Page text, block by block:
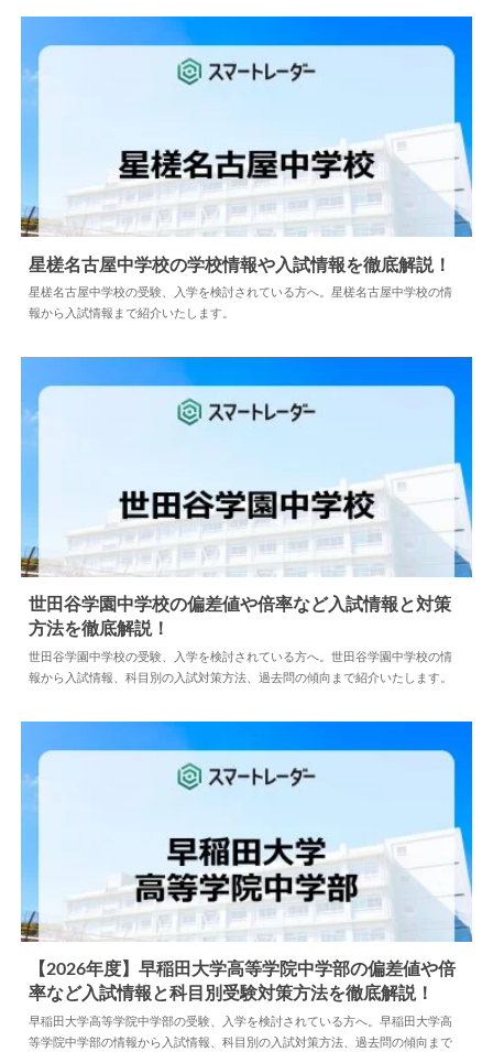
中学情報
星槎名古屋中学校の学校情報や入試情報を徹底解説！
星槎名古屋中学校の受験、入学を検討されている方へ。星槎名古屋中学校の情
報から入試情報まで紹介いたします。
中学情報 2024.04.02
世田谷学園中学校の偏差値や倍率など入試情報と対策
方法を徹底解説！
世田谷学園中学校の受験、入学を検討されている方へ。世田谷学園中学校の情
報から入試情報、科目別の入試対策方法、過去問の傾向まで紹介いたします。
中学情報 2026.07.12
【2026年度】早稲田大学高等学院中学部の偏差値や倍
率など入試情報と科目別受験対策方法を徹底解説！
早稲田大学高等学院中学部の受験、入学を検討されている方へ。早稲田大学高
等学院中学部の情報から入試情報、科目別の入試対策方法、過去問の傾向まで